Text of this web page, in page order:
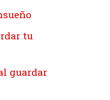
tu
guardar